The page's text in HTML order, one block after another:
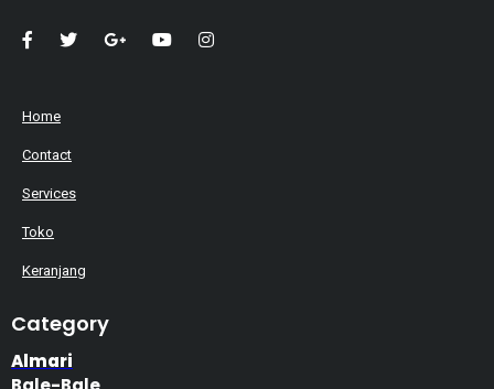
Home
Contact
Services
Toko
Keranjang
Category
Almari